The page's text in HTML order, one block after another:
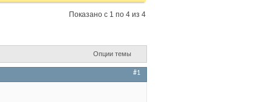
Показано с 1 по 4 из 4
Опции темы
#1